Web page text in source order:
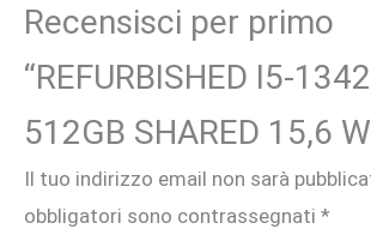
Recensisci per primo
“REFURBISHED I5-
512GB SHARED 15,6
Il tuo indirizzo email non sarà
obbligatori sono contrassegnati *